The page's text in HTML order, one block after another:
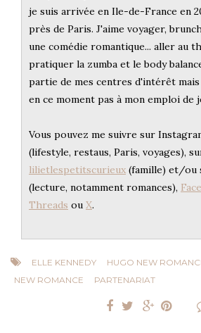
je suis arrivée en Ile-de-France en
près de Paris. J'aime voyager,
une comédie romantique... aller au
pratiquer la zumba et le body
partie de mes centres d'intérêt
en ce moment pas à mon emploi de
Vous pouvez me suivre sur
(lifestyle, restaus, Paris, voyages),
lilietlespetitscurieux (famille) et/ou
(lecture, notamment romances),
Threads ou X.
ELLE KENNEDY HUGO NEW
NEW ROMANCE
PARTENARIAT